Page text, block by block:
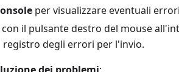
per visualizzare eventuali
con il pulsante destro del mouse
registro degli errori per l'invio.